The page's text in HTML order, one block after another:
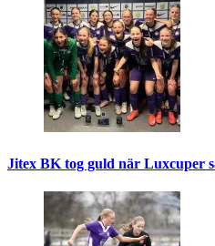
Jitex BK tog guld när Luxcuper